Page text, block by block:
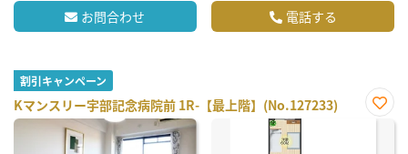
お問合わせ 電話する
割引キャンペーン
Kマンスリー宇部記念病院前 1R-【最上階】(No.127233)
お気